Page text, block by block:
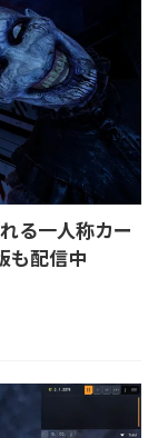
る一人称カー
も配信中